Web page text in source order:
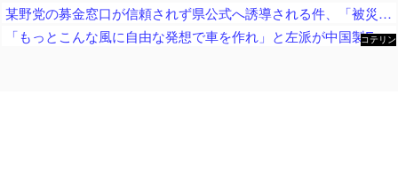
某野党の募金窓口が信頼されず県公式へ誘導される件、「被災地のことを考えてのこととは思えない」と某野党議員が不満を漏らしまくり
「もっとこんな風に自由な発想で車を作れ」と左派が中国製EVを絶賛、だがそのシステムは日本が40年前に……
コテリン